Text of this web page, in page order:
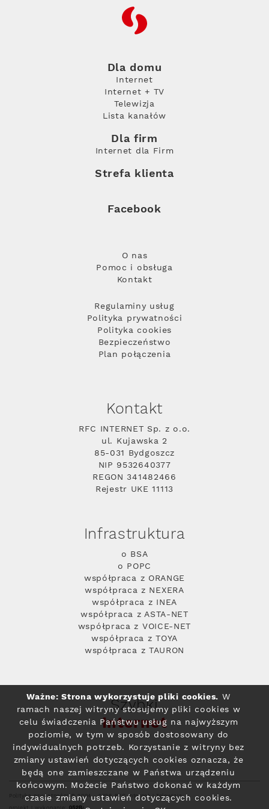
RFC
Dla domu
Internet
Internet + TV
Telewizja
Lista kanałów
Dla firm
Internet dla Firm
Strefa klienta
Facebook
O nas
Pomoc i obsługa
Kontakt
Regulaminy usług
Polityka prywatności
Polityka cookies
Bezpieczeństwo
Plan połączenia
Kontakt
RFC INTERNET Sp. z o.o.
ul. Kujawska 2
85-031 Bydgoszcz
NIP 9532640377
REGON 341482466
Rejestr UKE 11113
Infrastruktura
o BSA
o POPC
współpraca z ORANGE
współpraca z NEXERA
współpraca z INEA
współpraca z ASTA-NET
współpraca z VOICE-NET
współpraca z TOYA
współpraca z TAURON
Szybki
Internet
Polityka prywatności© 2004 - 2026 RFC Internet i Telewizja
Ważne: Strona wykorzystuje pliki cookies. W
ramach naszej witryny stosujemy pliki cookies w
celu świadczenia Państwu usług na najwyższym
poziomie, w tym w sposób dostosowany do
indywidualnych potrzeb. Korzystanie z witryny bez
zmiany ustawień dotyczących cookies oznacza, że
będą one zamieszczane w Państwa urządzeniu
końcowym. Możecie Państwo dokonać w każdym
czasie zmiany ustawień dotyczących cookies.